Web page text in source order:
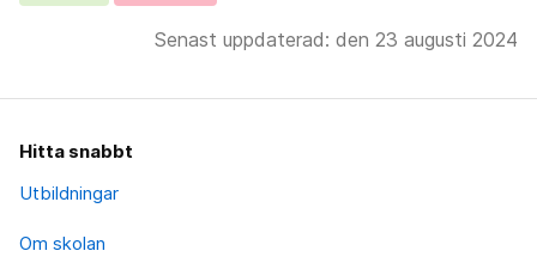
Senast uppdaterad: den 23 augusti 2024
Hitta snabbt
Utbildningar
Om skolan